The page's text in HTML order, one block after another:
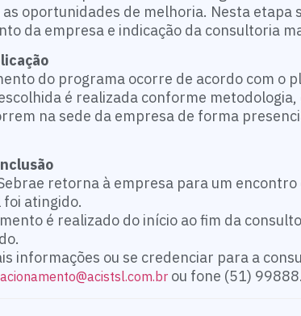
oportunidades de melhoria. Nesta etapa
da empresa e indicação da consultoria
do programa ocorre de acordo com o
é realizada conforme
na sede da empresa de forma
retorna à empresa para um
atingido.
é realizado do início ao fim da
informações ou se credenciar para a
ou fone (51)